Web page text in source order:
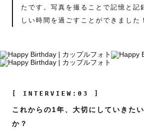
たです。写真を撮ることで記憶と記
しい時間を過ごすことができました！
[ INTERVIEW:03 ]
これからの1年、大切にしていきた
か？